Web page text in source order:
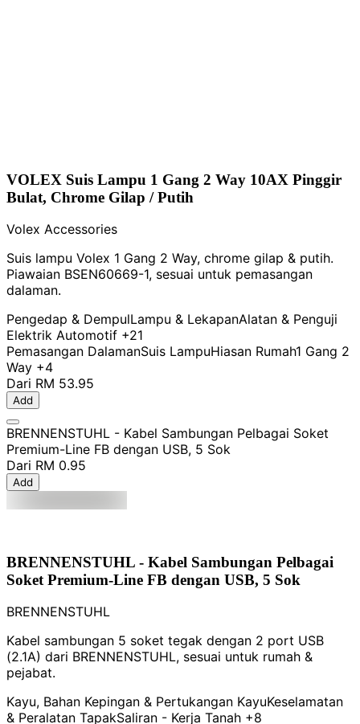
VOLEX Suis Lampu 1 Gang 2 Way 10AX Pinggir
Bulat, Chrome Gilap / Putih
Volex Accessories
Suis lampu Volex 1 Gang 2 Way, chrome gilap & putih.
Piawaian BSEN60669-1, sesuai untuk pemasangan
dalaman.
Pengedap & DempulLampu & LekapanAlatan & Penguji
Elektrik Automotif +21
Pemasangan DalamanSuis LampuHiasan Rumah1 Gang 2
Way +4
Dari RM 53.95
Add
BRENNENSTUHL - Kabel Sambungan Pelbagai Soket
Premium-Line FB dengan USB, 5 Sok
Dari RM 0.95
Add
BRENNENSTUHL - Kabel Sambungan Pelbagai
Soket Premium-Line FB dengan USB, 5 Sok
BRENNENSTUHL
Kabel sambungan 5 soket tegak dengan 2 port USB
(2.1A) dari BRENNENSTUHL, sesuai untuk rumah &
pejabat.
Kayu, Bahan Kepingan & Pertukangan KayuKeselamatan
& Peralatan TapakSaliran - Kerja Tanah +8